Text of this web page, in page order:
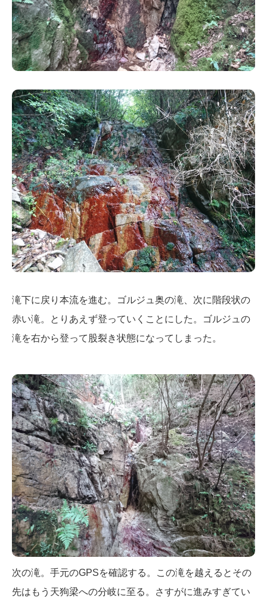
滝下に戻り本流を進む。ゴルジュ奥の滝、次に階段状の
赤い滝。とりあえず登っていくことにした。ゴルジュの
滝を右から登って股裂き状態になってしまった。
次の滝。手元のGPSを確認する。この滝を越えるとその
先はもう天狗梁への分岐に至る。さすがに進みすぎてい